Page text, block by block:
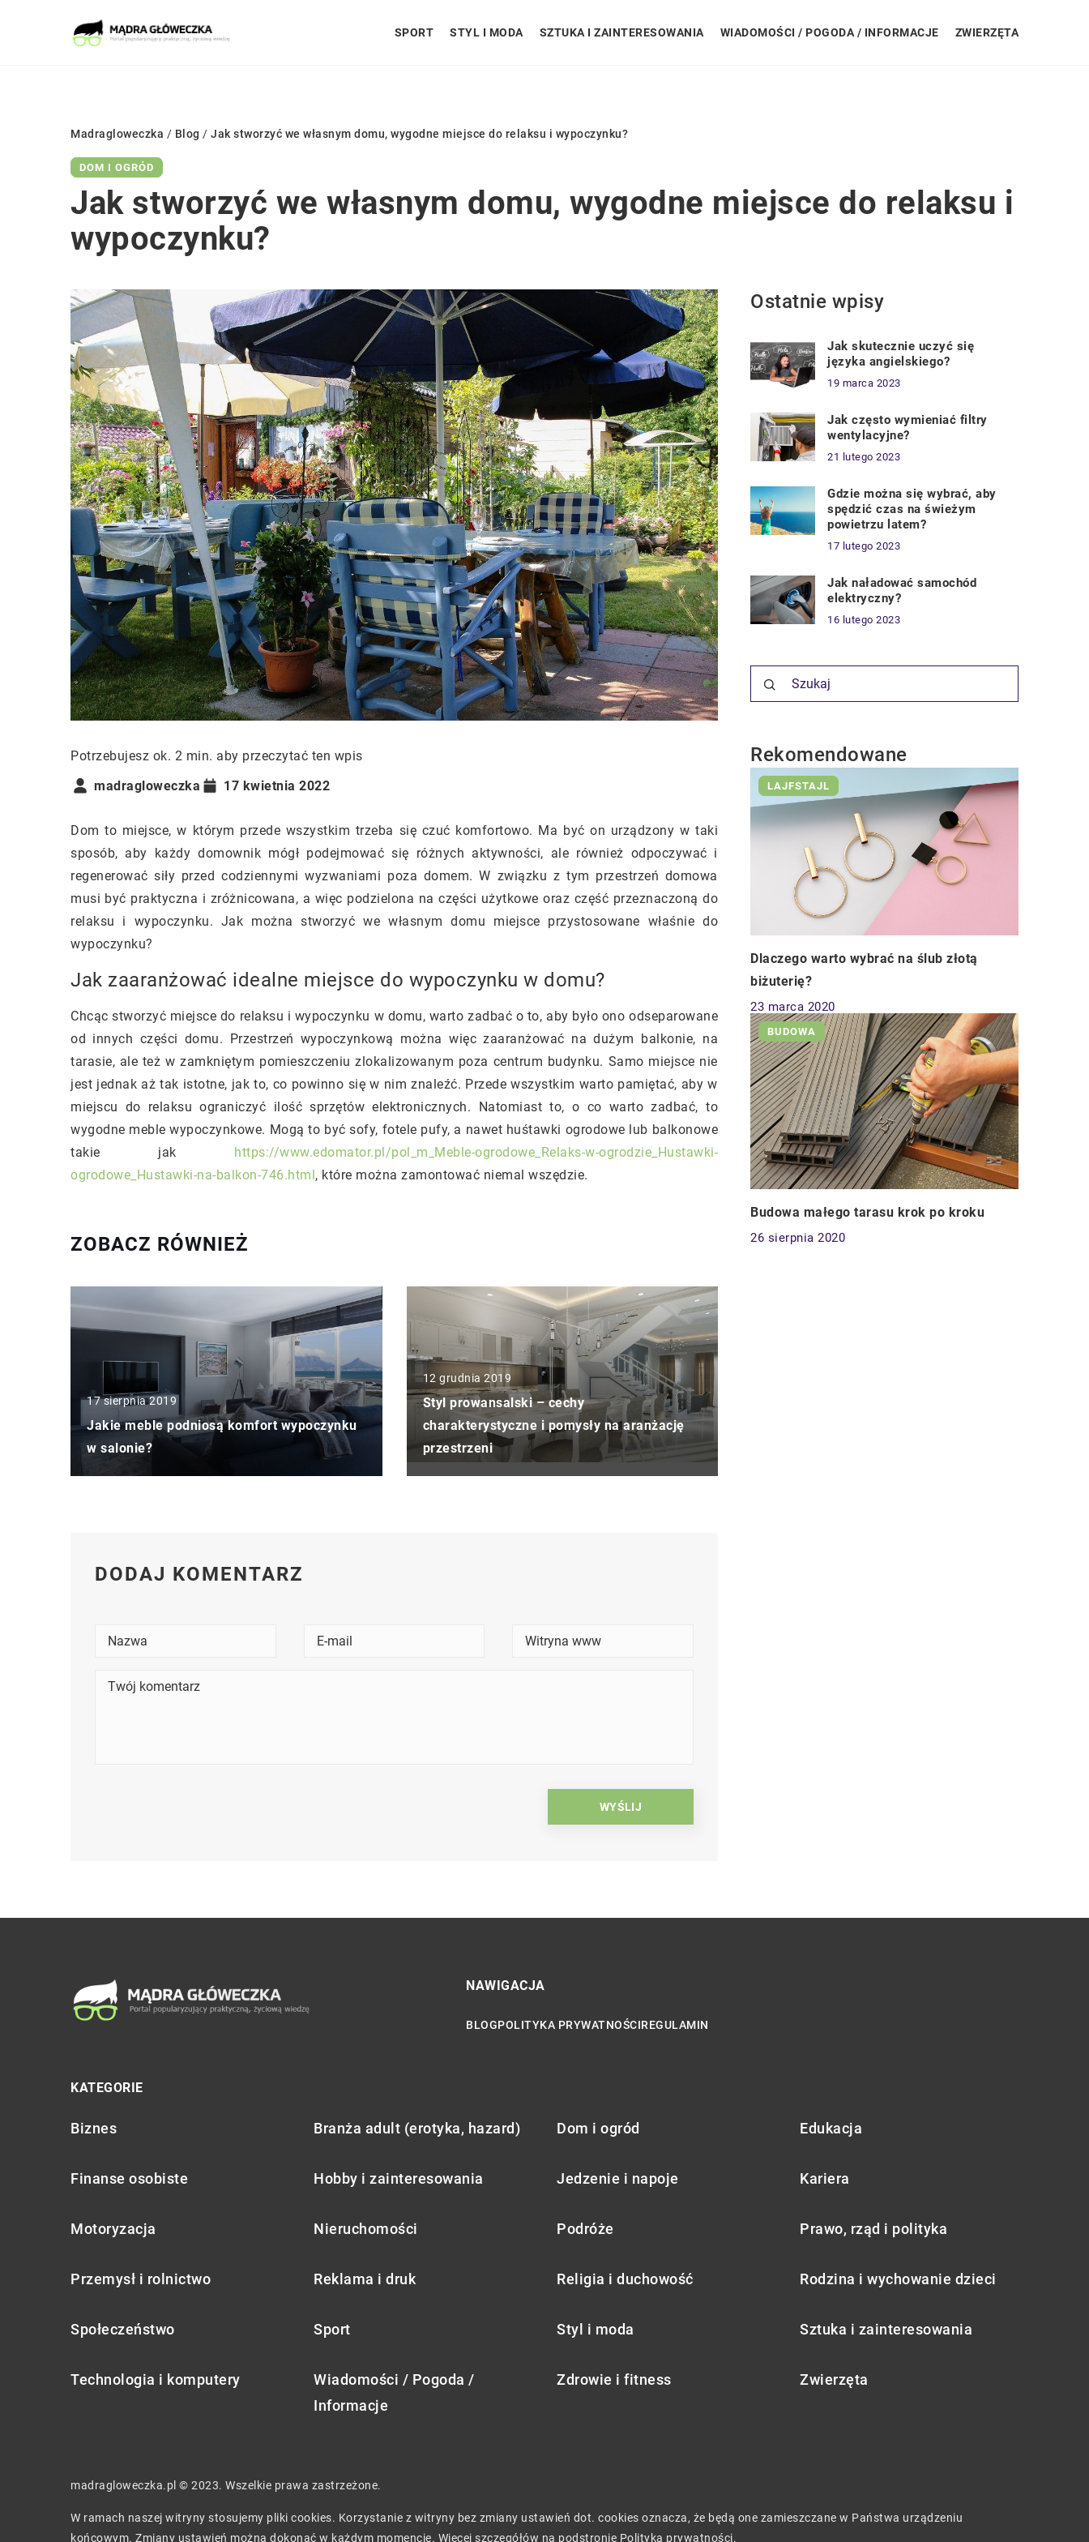
SPORT STYL I MODA SZTUKA I ZAINTERESOWANIA WIADOMOŚCI / POGODA / INFORMACJE ZWIERZĘTA
Madragloweczka / Blog / Jak stworzyć we własnym domu, wygodne miejsce do relaksu i wypoczynku?
DOM I OGRÓD
Jak stworzyć we własnym domu, wygodne miejsce do relaksu i
wypoczynku?
Potrzebujesz ok. 2 min. aby przeczytać ten wpis
madragloweczka
17 kwietnia 2022
Dom to miejsce, w którym przede wszystkim trzeba się czuć komfortowo. Ma być on urządzony w taki
sposób, aby każdy domownik mógł podejmować się różnych aktywności, ale również odpoczywać i
regenerować siły przed codziennymi wyzwaniami poza domem. W związku z tym przestrzeń domowa
musi być praktyczna i zróżnicowana, a więc podzielona na części użytkowe oraz część przeznaczoną do
relaksu i wypoczynku. Jak można stworzyć we własnym domu miejsce przystosowane właśnie do
wypoczynku?
Jak zaaranżować idealne miejsce do wypoczynku w domu?
Chcąc stworzyć miejsce do relaksu i wypoczynku w domu, warto zadbać o to, aby było ono odseparowane
od innych części domu. Przestrzeń wypoczynkową można więc zaaranżować na dużym balkonie, na
tarasie, ale też w zamkniętym pomieszczeniu zlokalizowanym poza centrum budynku. Samo miejsce nie
jest jednak aż tak istotne, jak to, co powinno się w nim znaleźć. Przede wszystkim warto pamiętać, aby w
miejscu do relaksu ograniczyć ilość sprzętów elektronicznych. Natomiast to, o co warto zadbać, to
wygodne meble wypoczynkowe. Mogą to być sofy, fotele pufy, a nawet huśtawki ogrodowe lub balkonowe
takie jak
https://www.edomator.pl/pol_m_Meble-ogrodowe_Relaks-w-ogrodzie_Hustawki-
ogrodowe_Hustawki-na-balkon-746.html , które można zamontować niemal wszędzie.
ZOBACZ RÓWNIEŻ
17 sierpnia 2019
Jakie meble podniosą komfort wypoczynku
w salonie?
12 grudnia 2019
Styl prowansalski – cechy
charakterystyczne i pomysły na aranżację
przestrzeni
Ostatnie wpisy
Jak skutecznie uczyć się
języka angielskiego?
19 marca 2023
Jak często wymieniać filtry
wentylacyjne?
21 lutego 2023
Gdzie można się wybrać, aby
spędzić czas na świeżym
powietrzu latem?
17 lutego 2023
Jak naładować samochód
elektryczny?
16 lutego 2023
Rekomendowane
LAJFSTAJL
Dlaczego warto wybrać na ślub złotą
biżuterię?
23 marca 2020
BUDOWA
Budowa małego tarasu krok po kroku
26 sierpnia 2020
DODAJ KOMENTARZ
NAWIGACJA
BLOGPOLITYKA PRYWATNOŚCIREGULAMIN
KATEGORIE
Biznes Branża adult (erotyka, hazard) Dom i ogród Edukacja
Finanse osobiste Hobby i zainteresowania Jedzenie i napoje Kariera
Motoryzacja Nieruchomości Podróże Prawo, rząd i polityka
Przemysł i rolnictwo Reklama i druk Religia i duchowość Rodzina i wychowanie dzieci
Społeczeństwo Sport Styl i moda Sztuka i zainteresowania
Technologia i komputery
Wiadomości / Pogoda /
Informacje
Zdrowie i fitness Zwierzęta
madragloweczka.pl © 2023. Wszelkie prawa zastrzeżone.
W ramach naszej witryny stosujemy pliki cookies. Korzystanie z witryny bez zmiany ustawień dot. cookies oznacza, że będą one zamieszczane w Państwa urządzeniu
końcowym. Zmiany ustawień można dokonać w każdym momencie. Więcej szczegółów na podstronie Polityka prywatności.